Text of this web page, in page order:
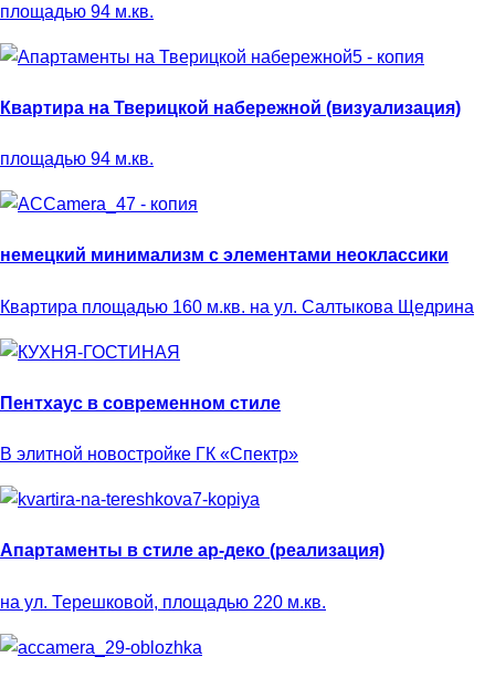
площадью 94 м.кв.
Квартира на Тверицкой набережной (визуализация)
площадью 94 м.кв.
немецкий минимализм с элементами неоклассики
Квартира площадью 160 м.кв. на ул. Салтыкова Щедрина
Пентхаус в современном стиле
В элитной новостройке ГК «Спектр»
Апартаменты в стиле ар-деко (реализация)
на ул. Терешковой, площадью 220 м.кв.